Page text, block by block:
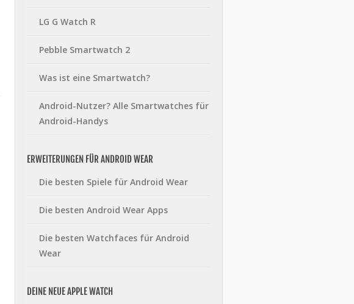
LG G Watch R
Pebble Smartwatch 2
Was ist eine Smartwatch?
Android-Nutzer? Alle Smartwatches für
Android-Handys
ERWEITERUNGEN FÜR ANDROID WEAR
Die besten Spiele für Android Wear
Die besten Android Wear Apps
Die besten Watchfaces für Android
Wear
DEINE NEUE APPLE WATCH